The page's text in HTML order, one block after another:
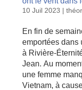
10 Juil 2023 |
En fin de
emportées dans
à Rivière-
Jean. Au
une femme
Vietnam, à